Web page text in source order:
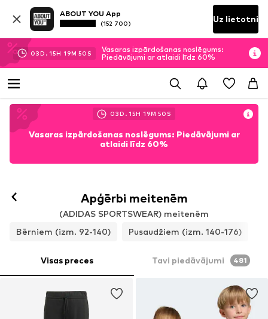
ABOUT YOU App
(152 700) Uz lietotni
03D. 15H 19M 49 S
Vasaras izpārdošanas noslēgums:
Piedāvājumi ar atlaidi līdz 60%
03D. 15H 19M 49 S
Vasaras izpārdošanas noslēgums: Piedāvājumi ar
atlaidi līdz 60%
Apģērbi meitenēm
(ADIDAS SPORTSWEAR) meitenēm
Bērniem (izm. 92-140)
Pusaudžiem (izm. 140-176)
Visas preces Tavi piedāvājumi 481